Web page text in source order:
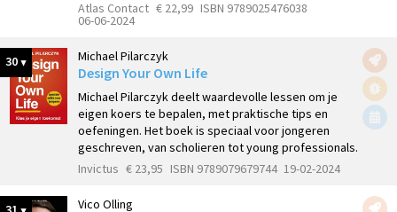
Atlas Contact € 22,99 ISBN 9789025476038
06-06-2024
30 Michael Pilarczyk
Design Your Own Life
Michael Pilarczyk deelt waardevolle lessen om je
eigen koers te bepalen, met praktische tips en
oefeningen. Het boek is speciaal voor jongeren
geschreven, van scholieren tot young professionals.
Invictus € 23,95 ISBN 9789079679744 19-02-2024
Vico Olling